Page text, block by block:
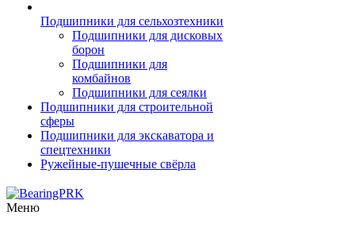
Подшипники для сельхозтехники
Подшипники для дисковых
борон
Подшипники для
комбайнов
Подшипники для сеялки
Подшипники для строительной
сферы
Подшипники для экскаватора и
спецтехники
Ружейные-пушечные свёрла
Меню